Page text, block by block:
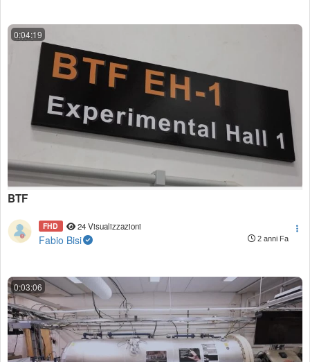
0:04:19
BTF
FHD 24 Visualizzazioni
Fabio Bisi 2 anni Fa
0:03:06